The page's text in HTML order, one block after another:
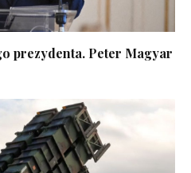
prezydenta. Peter Magyar